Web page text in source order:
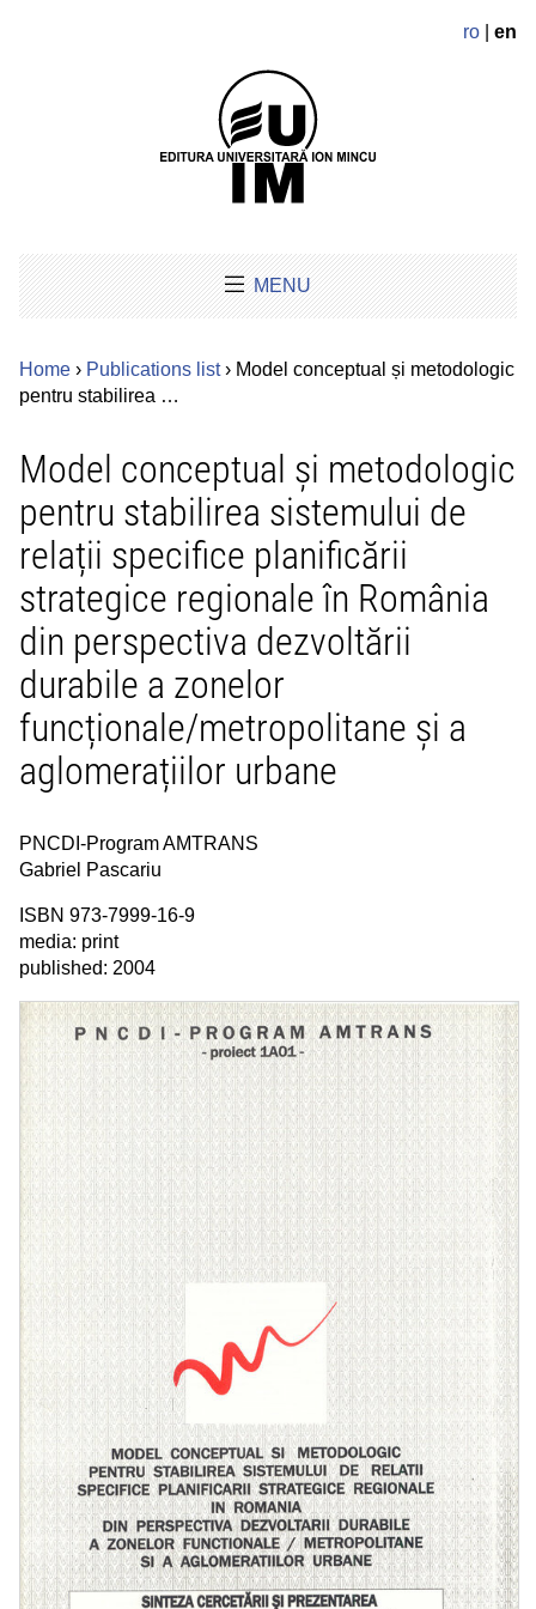
ro en
MENU
Home › Publications list› Model conceptual și metodologic
pentru stabilirea …
Model conceptual și metodologic
pentru stabilirea sistemului de
relații specifice planificării
strategice regionale în România
din perspectiva dezvoltării
durabile a zonelor
funcționale/metropolitane și a
aglomerațiilor urbane
PNCDI-Program AMTRANS
Gabriel Pascariu
ISBN 973-7999-16-9
media: print
published: 2004